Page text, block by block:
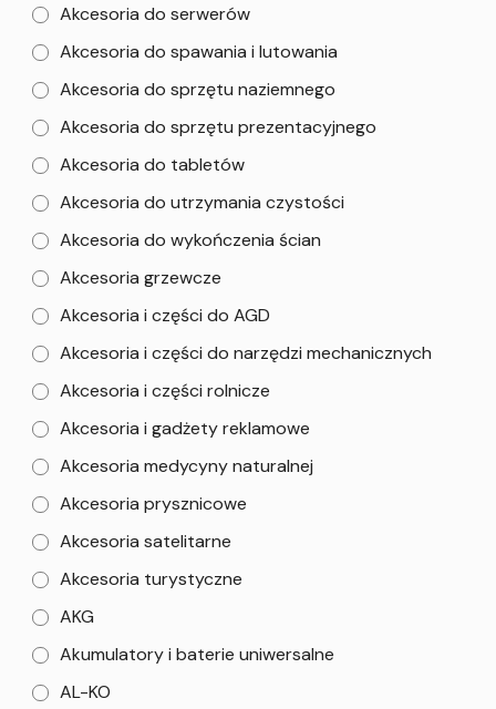
Akcesoria do serwerów
Akcesoria do spawania i lutowania
Akcesoria do sprzętu naziemnego
Akcesoria do sprzętu prezentacyjnego
Akcesoria do tabletów
Akcesoria do utrzymania czystości
Akcesoria do wykończenia ścian
Akcesoria grzewcze
Akcesoria i części do AGD
Akcesoria i części do narzędzi mechanicznych
Akcesoria i części rolnicze
Akcesoria i gadżety reklamowe
Akcesoria medycyny naturalnej
Akcesoria prysznicowe
Akcesoria satelitarne
Akcesoria turystyczne
AKG
Akumulatory i baterie uniwersalne
AL-KO